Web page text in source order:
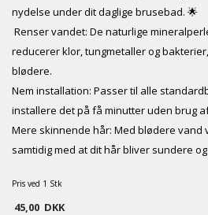
nydelse under dit daglige brusebad. 🌟
Renser vandet: De naturlige
reducerer klor, tungmetaller og
blødere.
Nem installation: Passer til alle
installere det på få minutter uden brug
Mere skinnende hår: Med blødere vand
samtidig med at dit hår bliver sundere
Pris ved 1 Stk
45,00 DKK